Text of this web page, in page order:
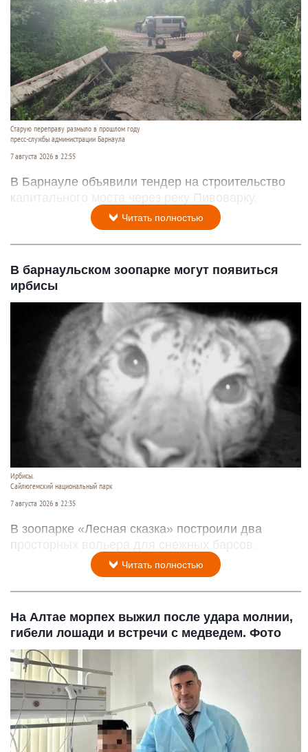
Старую переправу размыло в прошлом году
пресс-службы администрации Барнаула
7 августа 2026 в 22:55
В Барнауле объявили тендер на строительство
капитального моста через реку Пивоварку.
Читать полностью
В барнаульском зоопарке могут появиться
ирбисы
Ирбисы.
Сайлюгемский национальный парк
7 августа 2026 в 22:35
В зоопарке «Лесная сказка» построили два
просторных вольера для снежных барсов.
Читать полностью
На Алтае морпех выжил после удара молнии,
гибели лошади и встречи с медведем. Фото